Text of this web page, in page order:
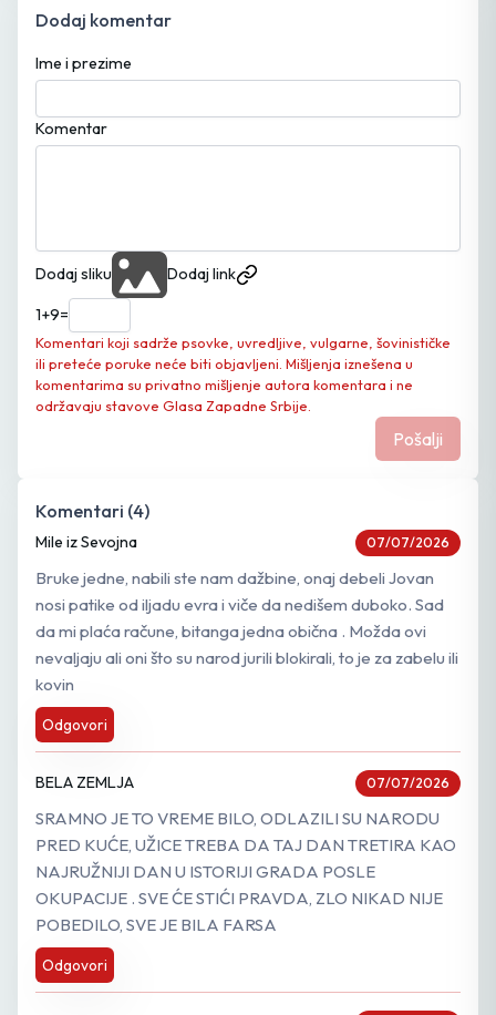
Dodaj komentar
Ime i prezime
Komentar
Dodaj sliku Dodaj link
1+9=
Komentari koji sadrže psovke, uvredljive, vulgarne, šovinističke
ili preteće poruke neće biti objavljeni. Mišljenja iznešena u
komentarima su privatno mišljenje autora komentara i ne
održavaju stavove Glasa Zapadne Srbije.
Pošalji
Komentari (4)
Mile iz Sevojna 07/07/2026
Bruke jedne, nabili ste nam dažbine, onaj debeli Jovan
nosi patike od iljadu evra i viče da nedišem duboko. Sad
da mi plaća račune, bitanga jedna obična . Možda ovi
nevaljaju ali oni što su narod jurili blokirali, to je za zabelu ili
kovin
Odgovori
BELA ZEMLJA 07/07/2026
SRAMNO JE TO VREME BILO, ODLAZILI SU NARODU
PRED KUĆE, UŽICE TREBA DA TAJ DAN TRETIRA KAO
NAJRUŽNIJI DAN U ISTORIJI GRADA POSLE
OKUPACIJE . SVE ĆE STIĆI PRAVDA, ZLO NIKAD NIJE
POBEDILO, SVE JE BILA FARSA
Odgovori